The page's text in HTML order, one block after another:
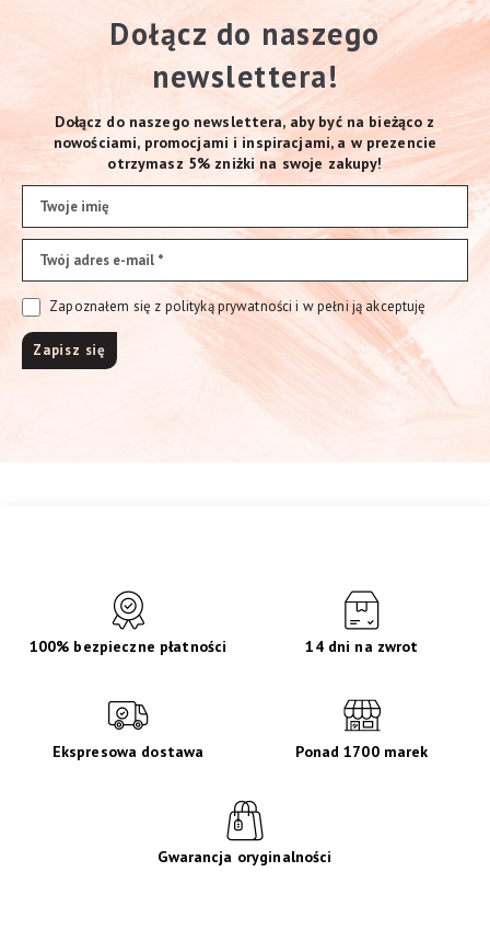
Dołącz do naszego
newslettera!
Dołącz do naszego newslettera, aby być na bieżąco z
nowościami, promocjami i inspiracjami, a w prezencie
otrzymasz 5% zniżki na swoje zakupy!
Zapoznałem się z polityką prywatności i w pełni ją akceptuję
100% bezpieczne płatności 14 dni na zwrot
Ekspresowa dostawa Ponad 1700 marek
Gwarancja oryginalności